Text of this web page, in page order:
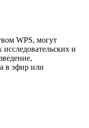
WPS, могут
исследовательских и
в эфир или